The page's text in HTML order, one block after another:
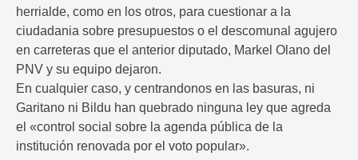
herrialde, como en los otros, para cuestionar a la
ciudadania sobre presupuestos o el descomunal agujero
en carreteras que el anterior diputado, Markel Olano del
PNV y su equipo dejaron.
En cualquier caso, y centrandonos en las basuras, ni
Garitano ni Bildu han quebrado ninguna ley que agreda
el «control social sobre la agenda pública de la
institución renovada por el voto popular».